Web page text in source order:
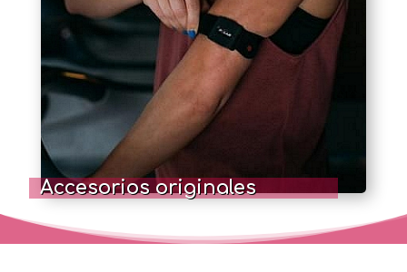
Accesorios originales